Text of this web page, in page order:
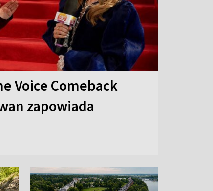
Voice Comeback
zapowiada